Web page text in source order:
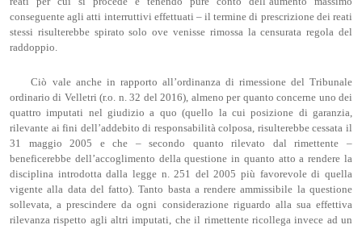
conseguente agli atti interruttivi effettuati – il termine di prescrizione dei reati
stessi risulterebbe spirato solo ove venisse rimossa la censurata regola del
raddoppio.
Ciò vale anche in rapporto all’ordinanza di rimessione del Tribunale
ordinario di Velletri (r.o. n. 32 del 2016), almeno per quanto concerne uno dei
quattro imputati nel giudizio a quo (quello la cui posizione di garanzia,
rilevante ai fini dell’addebito di responsabilità colposa, risulterebbe cessata il
31 maggio 2005 e che – secondo quanto rilevato dal rimettente –
beneficerebbe dell’accoglimento della questione in quanto atto a rendere la
disciplina introdotta dalla legge n. 251 del 2005 più favorevole di quella
vigente alla data del fatto). Tanto basta a rendere ammissibile la questione
sollevata, a prescindere da ogni considerazione riguardo alla sua effettiva
rilevanza rispetto agli altri imputati, che il rimettente ricollega invece ad un